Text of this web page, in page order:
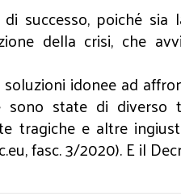
successo, poiché sia
della crisi, che
idonee ad
state di
tragiche e altre
fasc. 3/2020). E il